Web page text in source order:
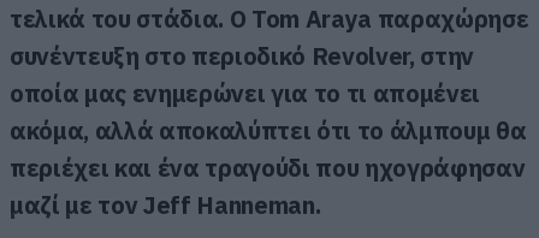
τελικά του στάδια. Ο Tom Araya παραχώρησε
συνέντευξη στο περιοδικό Revolver, στην
οποία μας ενημερώνει για το τι απομένει
ακόμα, αλλά αποκαλύπτει ότι το άλμπουμ θα
περιέχει και ένα τραγούδι που ηχογράφησαν
μαζί με τον Jeff Hanneman.